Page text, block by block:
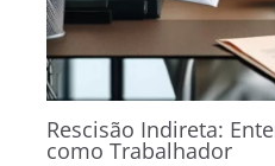
Rescisão Indireta:
como Trabalhador